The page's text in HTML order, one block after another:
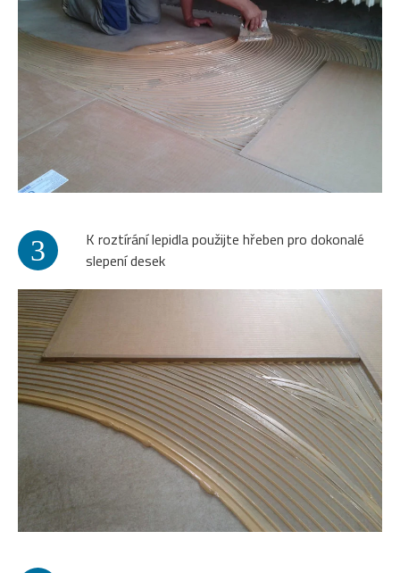
3
K roztírání lepidla použijte hřeben pro dokonalé
slepení desek